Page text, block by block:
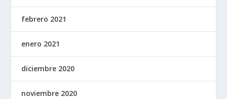
febrero 2021
enero 2021
diciembre 2020
noviembre 2020